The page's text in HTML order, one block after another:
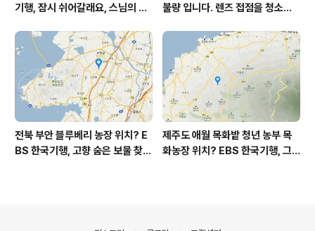
기행, 잠시 쉬어갈래요, 스님의 어
상남도 함양군 가볼 만한 곳, 용추
계곡 향운암 명천스님, 덕유산 황
석산 거망산 기백산
불량 입니다. 렌즈 접점을 청소하
전북 부안 블루베리 농장 위치? E
BS 한국기행, 고향 숨은 보물 찾
제주도 애월 목화밭 청년 농부 목
화농장 위치? EBS 한국기행, 그